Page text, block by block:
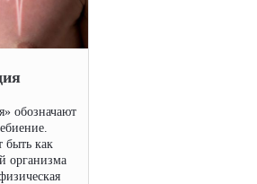
обозначают
быть как
организма